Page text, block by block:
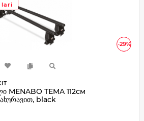
-29%
lari
MENABO TEMA 112см
black